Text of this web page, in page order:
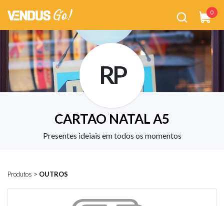
0
RP
CARTAO NATAL A5
Presentes ideiais em todos os momentos
Produtos > OUTROS